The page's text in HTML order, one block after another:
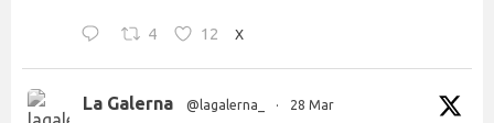
4 12 X
La Galerna @lagalerna_ · 28 Mar